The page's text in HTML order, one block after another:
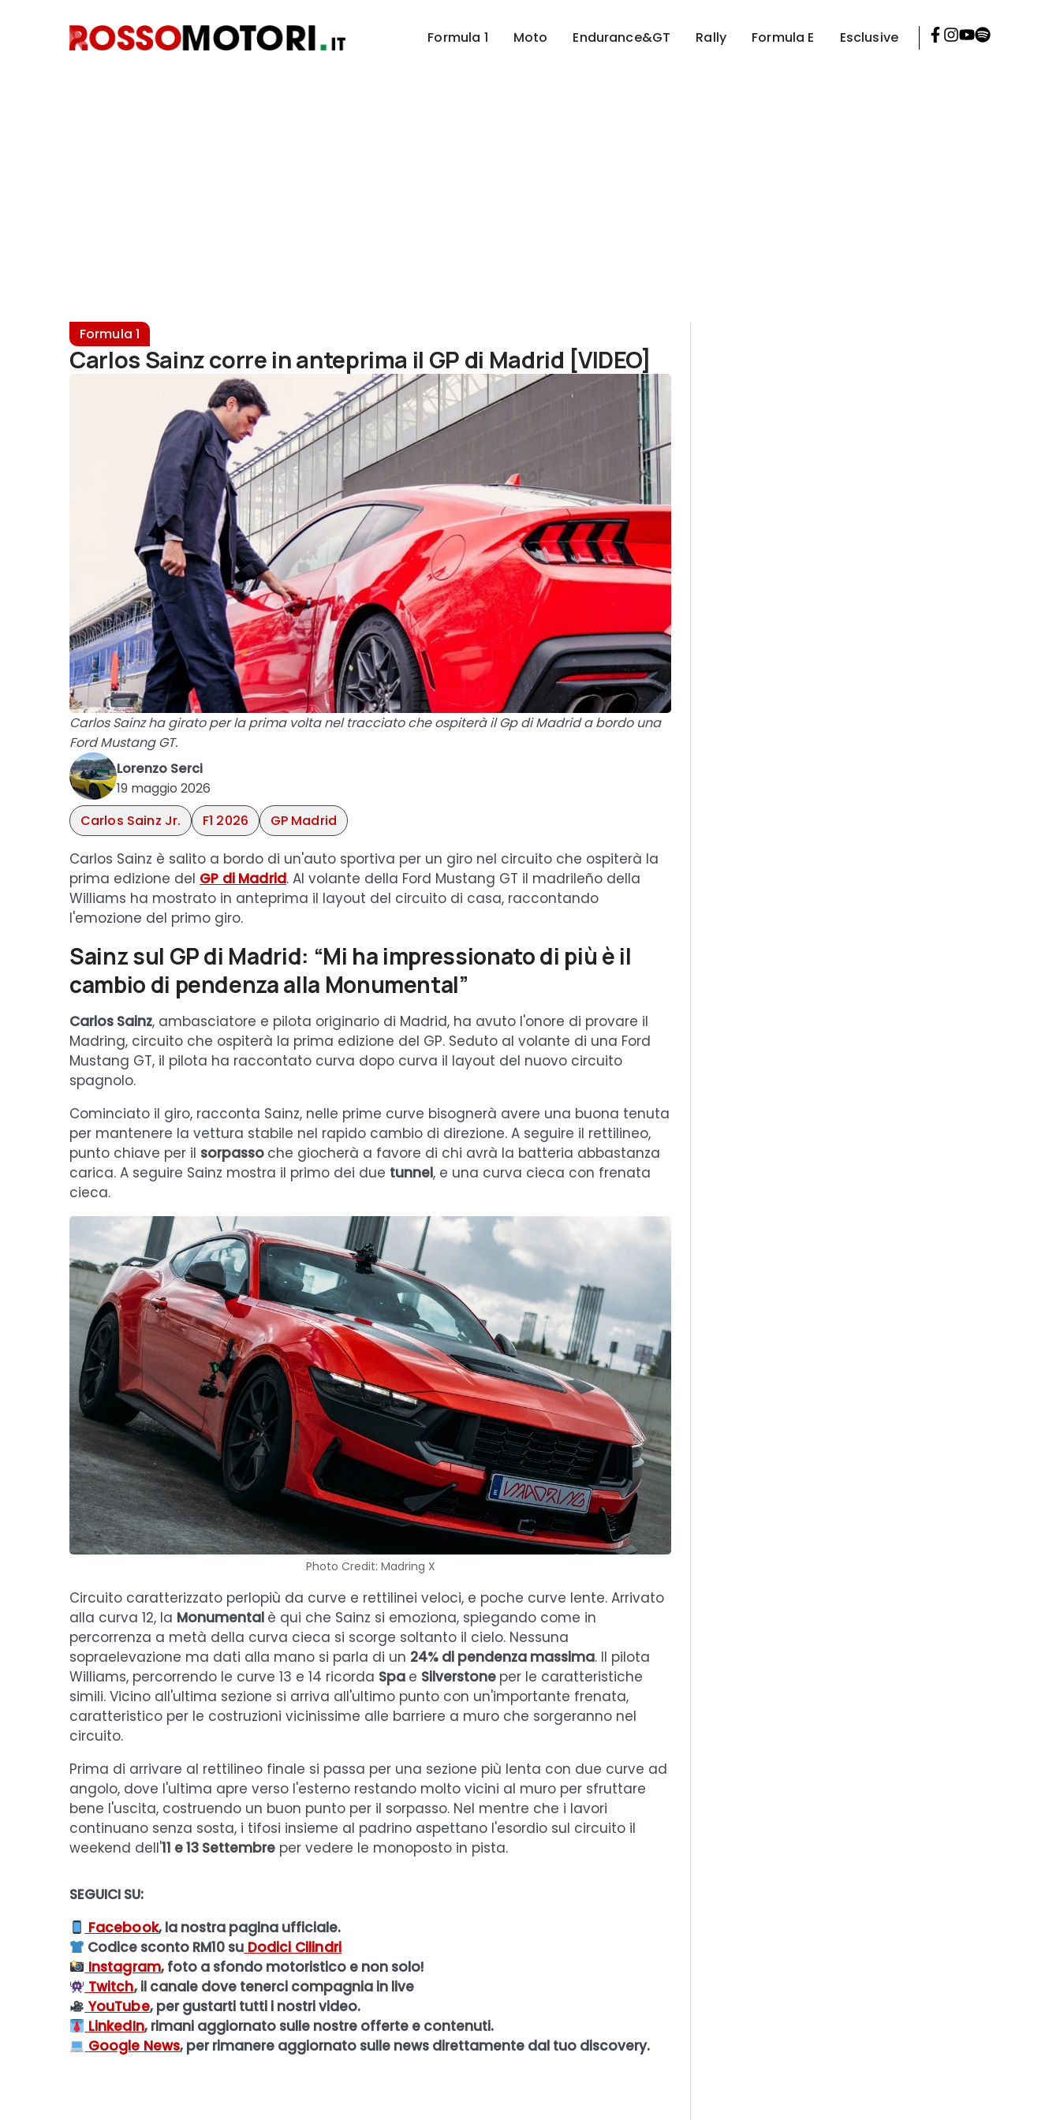
Formula 1 Moto Endurance&GT Rally Formula E Esclusive
Formula 1
Carlos Sainz corre in anteprima il GP di Madrid [VIDEO]
Carlos Sainz ha girato per la prima volta nel tracciato che ospiterà il Gp di Madrid a bordo una
Ford Mustang GT.
Lorenzo Serci
19 maggio 2026
Carlos Sainz Jr.
F1 2026 GP Madrid
Carlos Sainz è salito a bordo di un'auto sportiva per un giro nel circuito che ospiterà la
prima edizione del GP di Madrid. Al volante della Ford Mustang GT il madrileño della
Williams ha mostrato in anteprima il layout del circuito di casa, raccontando
l'emozione del primo giro.
Sainz sul GP di Madrid: “Mi ha impressionato di più è il
cambio di pendenza alla Monumental”
Carlos Sainz, ambasciatore e pilota originario di Madrid, ha avuto l'onore di provare il
Madring, circuito che ospiterà la prima edizione del GP. Seduto al volante di una Ford
Mustang GT, il pilota ha raccontato curva dopo curva il layout del nuovo circuito
spagnolo.
Cominciato il giro, racconta Sainz, nelle prime curve bisognerà avere una buona tenuta
per mantenere la vettura stabile nel rapido cambio di direzione. A seguire il rettilineo,
punto chiave per il sorpasso che giocherà a favore di chi avrà la batteria abbastanza
carica. A seguire Sainz mostra il primo dei due tunnel, e una curva cieca con frenata
cieca.
Photo Credit: Madring X
Circuito caratterizzato perlopiù da curve e rettilinei veloci, e poche curve lente. Arrivato
alla curva 12, la Monumental è qui che Sainz si emoziona, spiegando come in
percorrenza a metà della curva cieca si scorge soltanto il cielo. Nessuna
sopraelevazione ma dati alla mano si parla di un 24% di pendenza massima. Il pilota
Williams, percorrendo le curve 13 e 14 ricorda Spa e Silverstone per le caratteristiche
simili. Vicino all'ultima sezione si arriva all'ultimo punto con un'importante frenata,
caratteristico per le costruzioni vicinissime alle barriere a muro che sorgeranno nel
circuito.
Prima di arrivare al rettilineo finale si passa per una sezione più lenta con due curve ad
angolo, dove l'ultima apre verso l'esterno restando molto vicini al muro per sfruttare
bene l'uscita, costruendo un buon punto per il sorpasso. Nel mentre che i lavori
continuano senza sosta, i tifosi insieme al padrino aspettano l'esordio sul circuito il
weekend dell'11 e 13 Settembre per vedere le monoposto in pista.
SEGUICI SU:
Facebook, la nostra pagina ufficiale.
Codice sconto RM10 su Dodici Cilindri
Instagram, foto a sfondo motoristico e non solo!
Twitch, il canale dove tenerci compagnia in live
YouTube, per gustarti tutti i nostri video.
LinkedIn, rimani aggiornato sulle nostre offerte e contenuti.
Google News, per rimanere aggiornato sulle news direttamente dal tuo discovery.